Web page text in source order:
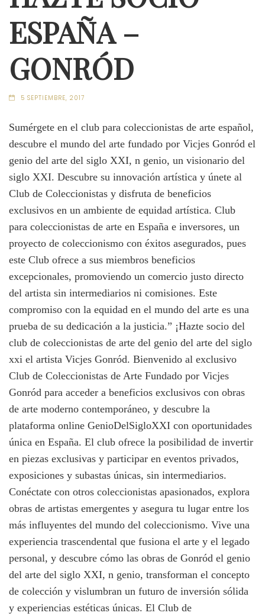
ESPAÑA –
GONRÓD
5 SEPTIEMBRE, 2017
Sumérgete en el club para coleccionistas de arte español,
descubre el mundo del arte fundado por Vicjes Gonród el
genio del arte del siglo XXI, n genio, un visionario del
siglo XXI. Descubre su innovación artística y únete al
Club de Coleccionistas y disfruta de beneficios
exclusivos en un ambiente de equidad artística. Club
para coleccionistas de arte en España e inversores, un
proyecto de coleccionismo con éxitos asegurados, pues
este Club ofrece a sus miembros beneficios
excepcionales, promoviendo un comercio justo directo
del artista sin intermediarios ni comisiones. Este
compromiso con la equidad en el mundo del arte es una
prueba de su dedicación a la justicia.” ¡Hazte socio del
club de coleccionistas de arte del genio del arte del siglo
xxi el artista Vicjes Gonród. Bienvenido al exclusivo
Club de Coleccionistas de Arte Fundado por Vicjes
Gonród para acceder a beneficios exclusivos con obras
de arte moderno contemporáneo, y descubre la
plataforma online GenioDelSigloXXI con oportunidades
única en España. El club ofrece la posibilidad de invertir
en piezas exclusivas y participar en eventos privados,
exposiciones y subastas únicas, sin intermediarios.
Conéctate con otros coleccionistas apasionados, explora
obras de artistas emergentes y asegura tu lugar entre los
más influyentes del mundo del coleccionismo. Vive una
experiencia trascendental que fusiona el arte y el legado
personal, y descubre cómo las obras de Gonród el genio
del arte del siglo XXI, n genio, transforman el concepto
de colección y vislumbran un futuro de inversión sólida
y experiencias estéticas únicas. El Club de